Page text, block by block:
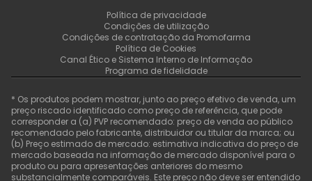
Política de privacidade
Condições de utilização
Condições de contratação da Promofarma
Política de Cookies
Canal Ético e Sistema Interno de Informação
Programa de fidelidade
* Os produtos podem mostrar, junto ao preço efetivo de venda, um
preço riscado identificado como preço de referência, que pode
corresponder a (a) PVP recomendado: preço de venda ao público
recomendado pelo fabricante, distribuidor ou titular da marca; ou
(b) Preço estimado de mercado: estimativa indicativa do preço de
mercado baseada na informação de mercado disponível para o
produto ou para apresentações anteriores do mesmo
substancialmente comparáveis. Este preço não deve ser entendido